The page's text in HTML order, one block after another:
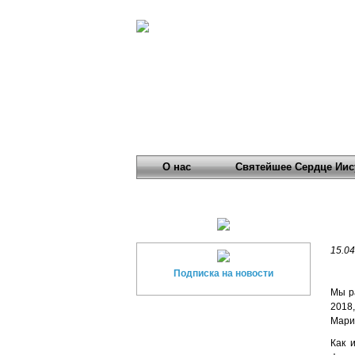
О нас Святейшее Сердце
Подписка на новости
Мы
Как